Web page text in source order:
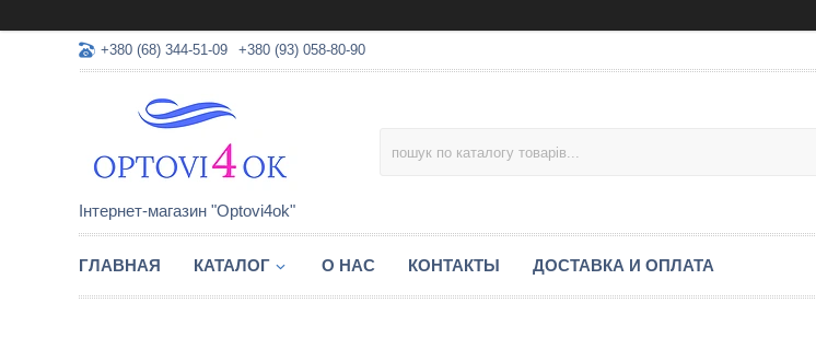
+380 (68) 344-51-09 +380 (93) 058-80-90
Інтернет-магазин "Optovi4ok"
ГЛАВНАЯ КАТАЛОГ О НАС КОНТАКТЫ ДОСТАВКА И ОПЛАТА